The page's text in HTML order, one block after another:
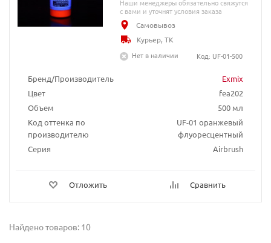
Бренд/Производитель
Exmix
Цвет
fea202
Объем
500 мл
Код оттенка по
производителю
UF-01 оранжевый
флуоресцентный
Серия
Airbrush
Отложить Сравнить
Наши менеджеры обязательно свяжутся
с вами и уточнят условия заказа
Самовывоз
Курьер, ТК
Нет в наличии
Код: UF-01-500
Найдено товаров: 10